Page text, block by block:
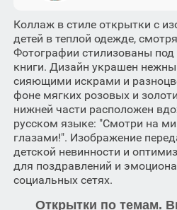
Коллаж в стиле открытки с
детей в теплой одежде,
Фотографии стилизованы
книги. Дизайн украшен
сияющими искрами и
фоне мягких розовых и
нижней части расположен
русском языке: "Смотри на
глазами!". Изображение
детской невинности и
для поздравлений и
социальных сетях.
Открытки по темам.